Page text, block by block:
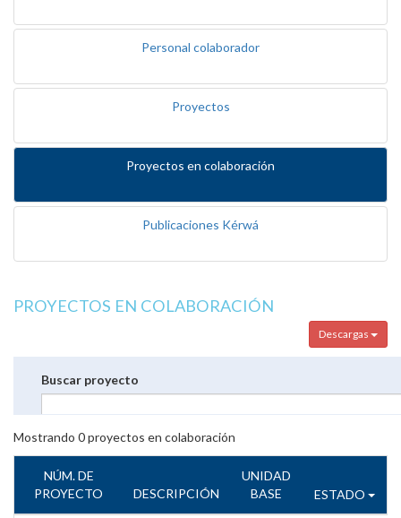
Personal colaborador
Proyectos
Proyectos en colaboración
Publicaciones Kérwá
PROYECTOS EN COLABORACIÓN
Descargas
Buscar proyecto
Mostrando 0proyectos en colaboración
NÚM. DE
PROYECTO
DESCRIPCIÓN
UNIDAD
BASE
ESTADO